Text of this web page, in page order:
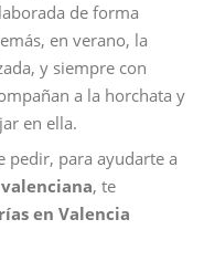
de forma
en verano, la
y siempre con
a la horchata y
en ella.
pedir, para ayudarte a
, te
en Valencia